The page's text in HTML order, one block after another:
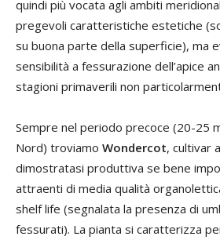
quindi più vocata agli ambiti
pregevoli caratteristiche estetiche
su buona parte della superficie), ma
sensibilità a fessurazione dell’apice
stagioni primaverili non
Sempre nel periodo precoce (20-25
Nord) troviamo Wondercot, cultivar
dimostratasi produttiva se bene
attraenti di media qualità
shelf life (segnalata la presenza di
fessurati). La pianta si caratterizza